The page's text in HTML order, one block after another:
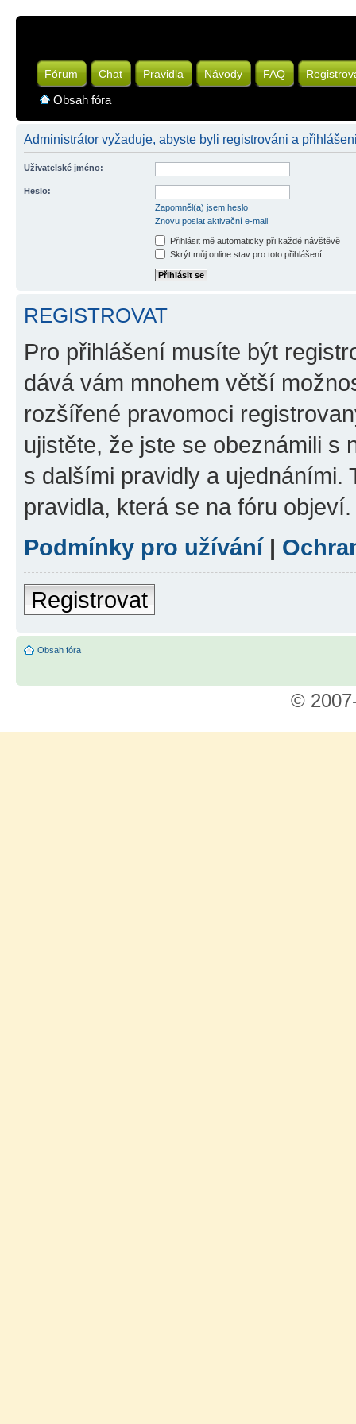
Fórum Chat Pravidla Návody FAQ
Obsah fóra
Administrátor vyžaduje, abyste byli registrováni a
Uživatelské jméno:
Heslo:
Zapomněl(a) jsem heslo
Znovu poslat aktivační e-mail
Přihlásit mě automaticky při každé návštěvě
Skrýt můj online stav pro toto přihlášení
REGISTROVAT
Pro přihlášení musíte být
dává vám mnohem větší
rozšířené pravomoci
ujistěte, že jste se obeznámili s
s dalšími pravidly a ujednáními.
pravidla, která se na fóru objeví.
Podmínky pro užívání|
Registrovat
Obsah fóra
©